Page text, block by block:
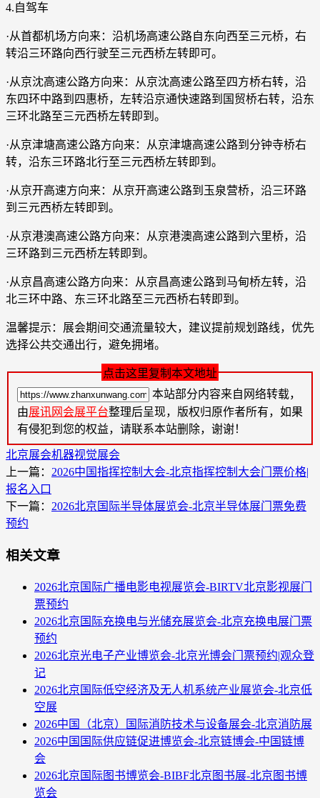
4.自驾车
·从首都机场方向来：沿机场高速公路自东向西至三元桥，右
转沿三环路向西行驶至三元西桥左转即可。
·从京沈高速公路方向来：从京沈高速公路至四方桥右转，沿
东四环中路到四惠桥，左转沿京通快速路到国贸桥右转，沿东
三环北路至三元西桥左转即到。
·从京津塘高速公路方向来：从京津塘高速公路到分钟寺桥右
转，沿东三环路北行至三元西桥左转即到。
·从京开高速方向来：从京开高速公路到玉泉营桥，沿三环路
到三元西桥左转即到。
·从京港澳高速公路方向来：从京港澳高速公路到六里桥，沿
三环路到三元西桥左转即到。
·从京昌高速公路方向来：从京昌高速公路到马甸桥左转，沿
北三环中路、东三环北路至三元西桥右转即到。
温馨提示：展会期间交通流量较大，建议提前规划路线，优先
选择公共交通出行，避免拥堵。
点击这里复制本文地址
本站部分内容来自网络转载，
由展讯网会展平台整理后呈现，版权归原作者所有，如果
有侵犯到您的权益，请联系本站删除，谢谢！
北京展会机器视觉展会
上一篇： 2026中国指挥控制大会-北京指挥控制大会门票价格|
报名入口
下一篇： 2026北京国际半导体展览会-北京半导体展门票免费
预约
相关文章
2026北京国际广播电影电视展览会-BIRTV北京影视展门
票预约
2026北京国际充换电与光储充展览会-北京充换电展门票
预约
2026北京光电子产业博览会-北京光博会门票预约|观众登
记
2026北京国际低空经济及无人机系统产业展览会-北京低
空展
2026中国（北京）国际消防技术与设备展会-北京消防展
2026中国国际供应链促进博览会-北京链博会-中国链博
会
2026北京国际图书博览会-BIBF北京图书展-北京图书博
览会